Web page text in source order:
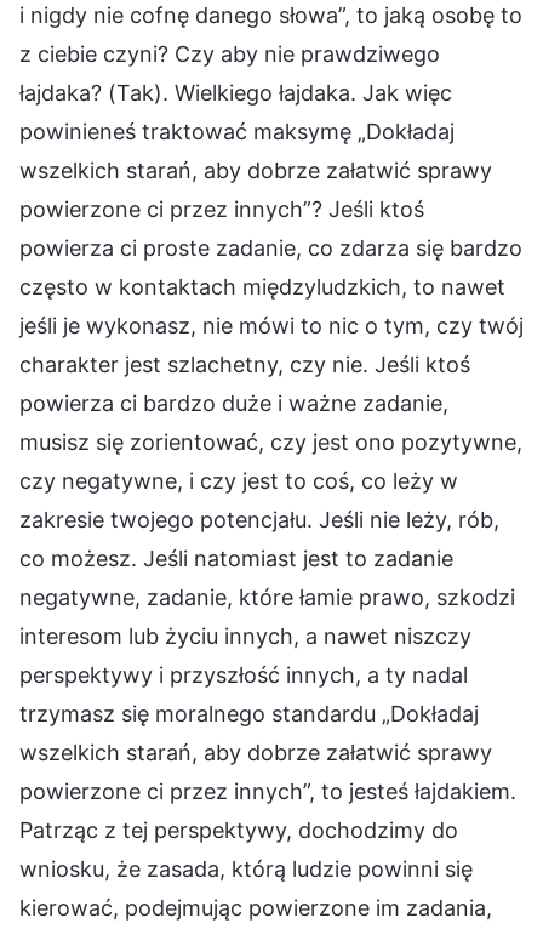
i nigdy nie cofnę danego słowa”, to jaką osobę to
z ciebie czyni? Czy aby nie prawdziwego
łajdaka? (Tak). Wielkiego łajdaka. Jak więc
powinieneś traktować maksymę „Dokładaj
wszelkich starań, aby dobrze załatwić sprawy
powierzone ci przez innych”? Jeśli ktoś
powierza ci proste zadanie, co zdarza się bardzo
często w kontaktach międzyludzkich, to nawet
jeśli je wykonasz, nie mówi to nic o tym, czy twój
charakter jest szlachetny, czy nie. Jeśli ktoś
powierza ci bardzo duże i ważne zadanie,
musisz się zorientować, czy jest ono pozytywne,
czy negatywne, i czy jest to coś, co leży w
zakresie twojego potencjału. Jeśli nie leży, rób,
co możesz. Jeśli natomiast jest to zadanie
negatywne, zadanie, które łamie prawo, szkodzi
interesom lub życiu innych, a nawet niszczy
perspektywy i przyszłość innych, a ty nadal
trzymasz się moralnego standardu „Dokładaj
wszelkich starań, aby dobrze załatwić sprawy
powierzone ci przez innych”, to jesteś łajdakiem.
Patrząc z tej perspektywy, dochodzimy do
wniosku, że zasada, którą ludzie powinni się
kierować, podejmując powierzone im zadania,